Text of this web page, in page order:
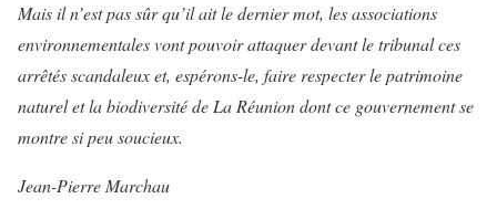
Mais il n’est pas sûr qu’il ait le dernier mot, les associations
environnementales vont pouvoir attaquer devant le tribunal ces
arrêtés scandaleux et, espérons-le, faire respecter le patrimoine
naturel et la biodiversité de La Réunion dont ce gouvernement se
montre si peu soucieux.
Jean-Pierre Marchau